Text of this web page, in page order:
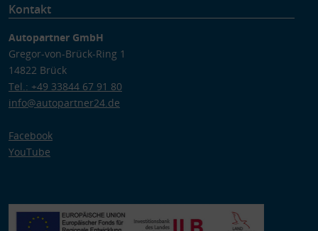
Kontakt
Autopartner GmbH
Gregor-von-Brück-Ring 1
14822 Brück
Tel.: +49 33844 67 91 80
info@autopartner24.de
Facebook
YouTube